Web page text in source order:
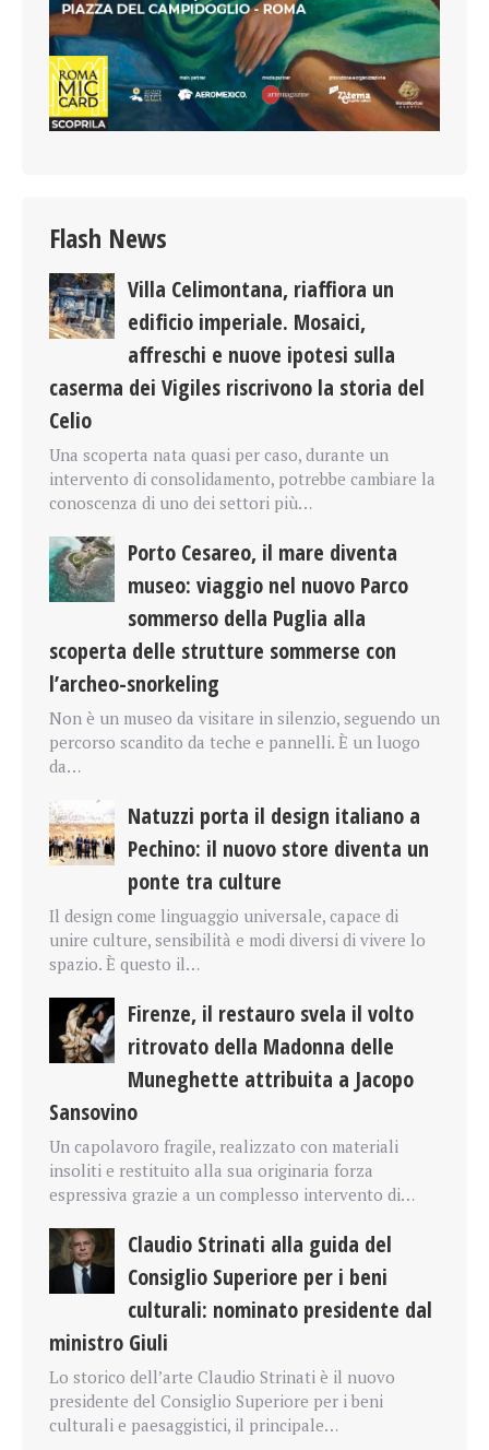
Flash News
Villa Celimontana, riaffiora un
edificio imperiale. Mosaici,
affreschi e nuove ipotesi sulla
caserma dei Vigiles riscrivono la storia del
Celio
Una scoperta nata quasi per caso, durante un
intervento di consolidamento, potrebbe cambiare la
conoscenza di uno dei settori più…
Porto Cesareo, il mare diventa
museo: viaggio nel nuovo Parco
sommerso della Puglia alla
scoperta delle strutture sommerse con
l’archeo-snorkeling
Non è un museo da visitare in silenzio, seguendo un
percorso scandito da teche e pannelli. È un luogo
da…
Natuzzi porta il design italiano a
Pechino: il nuovo store diventa un
ponte tra culture
Il design come linguaggio universale, capace di
unire culture, sensibilità e modi diversi di vivere lo
spazio. È questo il…
Firenze, il restauro svela il volto
ritrovato della Madonna delle
Muneghette attribuita a Jacopo
Sansovino
Un capolavoro fragile, realizzato con materiali
insoliti e restituito alla sua originaria forza
espressiva grazie a un complesso intervento di…
Claudio Strinati alla guida del
Consiglio Superiore per i beni
culturali: nominato presidente dal
ministro Giuli
Lo storico dell’arte Claudio Strinati è il nuovo
presidente del Consiglio Superiore per i beni
culturali e paesaggistici, il principale…